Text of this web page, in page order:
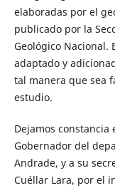
elaboradas por el
publicado por la
Geológico Nacional.
adaptado y
tal manera que sea
estudio.
Dejamos
Gobernador del
Andrade, y a su
Cuéllar Lara, por el